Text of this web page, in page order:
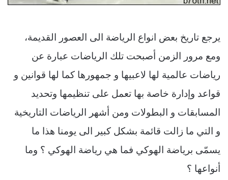
يرجع تاريخ بعض انواع الرياضة الى العصور القديمة،
ومع مرور الزمن أصبحت تلك الرياضات عبارة عن
رياضات عالمية لها لاعبيها و جمهورها كما لها قوانين و
قواعد وإدارة خاصة بها تعمل على تنظيمها وتحديد
المسابقات و البطولات ومن أشهر الرياضات التاريخية
و التي ما زالت قائمة بشكل كبير الى يومنا هذا ما
يسمّى برياضة الهوكي فما هي رياضة الهوكي ؟ وما
أنواعها ؟